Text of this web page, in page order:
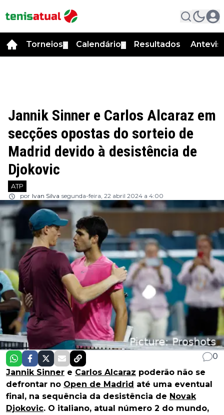
Torneios Calendário Resultados
Jannik Sinner e Carlos Alcaraz em
secções opostas do sorteio de
Madrid devido à desistência de
Djokovic
ATP
por Ivan Silva segunda-feira, 22 abril 2024 a 4:00
0
Jannik Sinner e Carlos Alcaraz poderão não se
defrontar no Open de Madrid até uma eventual
final, na sequência da desistência de Novak
Djokovic. O italiano, atual número 2 do mundo,